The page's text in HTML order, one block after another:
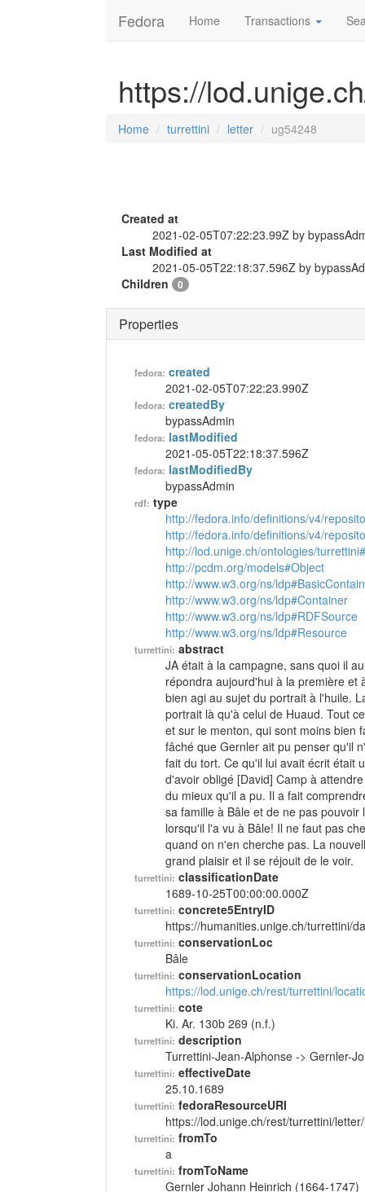
Fedora Home Transactions
https://
Home turrettini letter ug54248
Created at
2021-02-05T07:22:23.99Z by
Last Modified at
2021-05-05T22:18:37.596Z by
Children
0
Properties
fedora: created
2021-02-05T07:22:23.990Z
fedora: createdBy
bypassAdmin
fedora: lastModified
2021-05-05T22:18:37.596Z
fedora: lastModifiedBy
bypassAdmin
rdf: type
http://fedora.info/definitions/v4/
http://fedora.info/definitions/v4/
http://lod.unige.ch/ontologies/
http://pcdm.org/models#Object
http://www.w3.org/ns/
http://www.w3.org/ns/ldp#Container
http://www.w3.org/ns/ldp#RDFSource
http://www.w3.org/ns/ldp#Resource
turrettini: abstract
JA était à la campagne, sans quoi il
répondra aujourd'hui à la première et
bien agi au sujet du portrait à l'huile.
portrait là qu'à celui de Huaud. Tout
et sur le menton, qui sont moins bien
fâché que Gernler ait pu penser qu'il
fait du tort. Ce qu'il lui avait écrit était
d'avoir obligé [David] Camp à
du mieux qu'il a pu. Il a fait
sa famille à Bâle et de ne pas
lorsqu'il l'a vu à Bâle! Il ne faut pas
quand on n'en cherche pas. La
grand plaisir et il se réjouit de le voir.
turrettini: classificationDate
1689-10-25T00:00:00.000Z
turrettini: concrete5EntryID
https://humanities.unige.ch/turrettini/
turrettini: conservationLoc
Bâle
turrettini: conservationLocation
https://lod.unige.ch/rest/turrettini/
turrettini: cote
Ki. Ar. 130b 269 (n.f.)
turrettini: description
Turrettini-Jean-Alphonse -> Gernler-
turrettini: effectiveDate
25.10.1689
turrettini: fedoraResourceURI
https://lod.unige.ch/rest/turrettini/
turrettini: fromTo
a
turrettini: fromToName
Gernler Johann Heinrich (1664-1747)